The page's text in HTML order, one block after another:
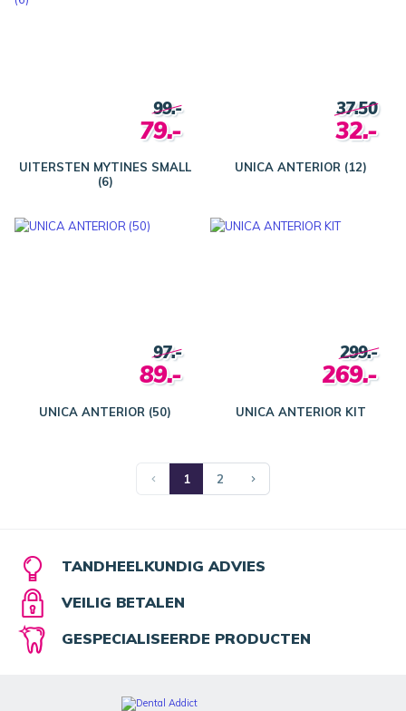
UITERSTEN MYTINES SMALL
(6)
99.-
79.-
UNICA ANTERIOR (12)
37.50
32.-
UNICA ANTERIOR (50)
97.-
89.-
UNICA ANTERIOR KIT
299.-
269.-
1 2
TANDHEELKUNDIG ADVIES
VEILIG BETALEN
GESPECIALISEERDE PRODUCTEN